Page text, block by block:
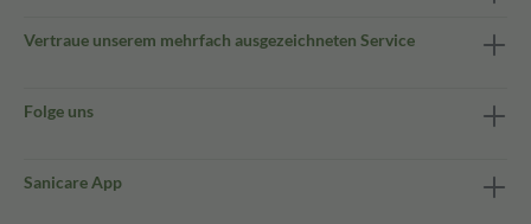
Vertraue unserem mehrfach ausgezeichneten Service
Folge uns
Sanicare App